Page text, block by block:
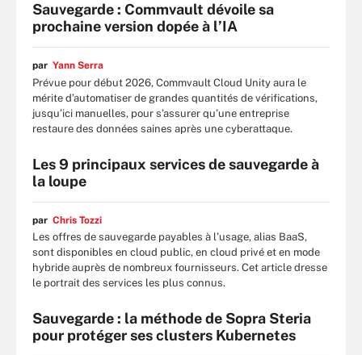
Sauvegarde : Commvault dévoile sa
prochaine version dopée à l’IA
par Yann Serra
Prévue pour début 2026, Commvault Cloud Unity aura le
mérite d’automatiser de grandes quantités de vérifications,
jusqu’ici manuelles, pour s’assurer qu’une entreprise
restaure des données saines après une cyberattaque.
Les 9 principaux services de sauvegarde à
la loupe
par Chris Tozzi
Les offres de sauvegarde payables à l’usage, alias BaaS,
sont disponibles en cloud public, en cloud privé et en mode
hybride auprès de nombreux fournisseurs. Cet article dresse
le portrait des services les plus connus.
Sauvegarde : la méthode de Sopra Steria
pour protéger ses clusters Kubernetes